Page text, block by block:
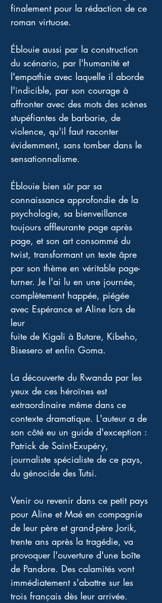
finalement pour la rédaction de ce
roman virtuose.
Éblouie aussi par la construction
du scénario, par l'humanité et
l'empathie avec laquelle il aborde
l'indicible, par son courage à
affronter avec des mots des scènes
stupéfiantes de barbarie, de
violence, qu'il faut raconter
évidemment, sans tomber dans le
sensationnalisme.
Éblouie bien sûr par sa
connaissance approfondie de la
psychologie, sa bienveillance
toujours affleurante page après
page, et son art consommé du
twist, transformant un texte âpre
par son thème en véritable page-
turner. Je l'ai lu en une journée,
complètement happée, piégée
avec Espérance et Aline lors de
leur
fuite de Kigali à Butare, Kibeho,
Bisesero et enfin Goma.
La découverte du Rwanda par les
yeux de ces héroïnes est
extraordinaire même dans ce
contexte dramatique. L'auteur a de
son côté eu un guide d'exception :
Patrick de Saint-Exupéry,
journaliste spécialiste de ce pays,
du génocide des Tutsi.
Venir ou revenir dans ce petit pays
pour Aline et Maé en compagnie
de leur père et grand-père Jorik,
trente ans après la tragédie, va
provoquer l'ouverture d'une boîte
de Pandore. Des calamités vont
immédiatement s'abattre sur les
trois français dès leur arrivée.